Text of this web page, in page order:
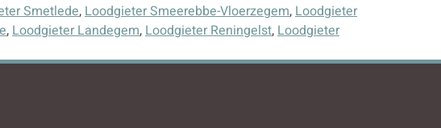
Smetlede, Loodgieter Smeerebbe-Vloerzegem, Loodgieter
, Loodgieter Landegem, Loodgieter Reningelst, Loodgieter